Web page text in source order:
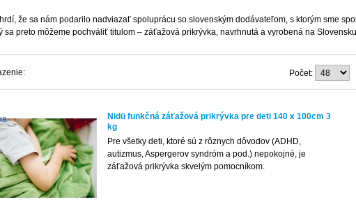
že sa nám podarilo nadviazať spoluprácu so slovenským dodávateľom, s ktorým sme
sa preto môžeme pochváliť titulom – záťažová prikrývka, navrhnutá a vyrobená na
Počet:
Nidū funkčná záťažová prikrývka pre deti 140 x 100cm 3
kg
Pre všetky deti, ktoré sú z rôznych dôvodov (ADHD,
autizmus, Aspergerov syndróm a pod.) nepokojné, je
záťažová prikrývka skvelým pomocníkom.